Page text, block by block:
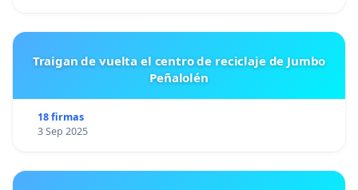
Traigan de vuelta el centro de reciclaje de Jumbo
Peñalolén
18 firmas
3 Sep 2025